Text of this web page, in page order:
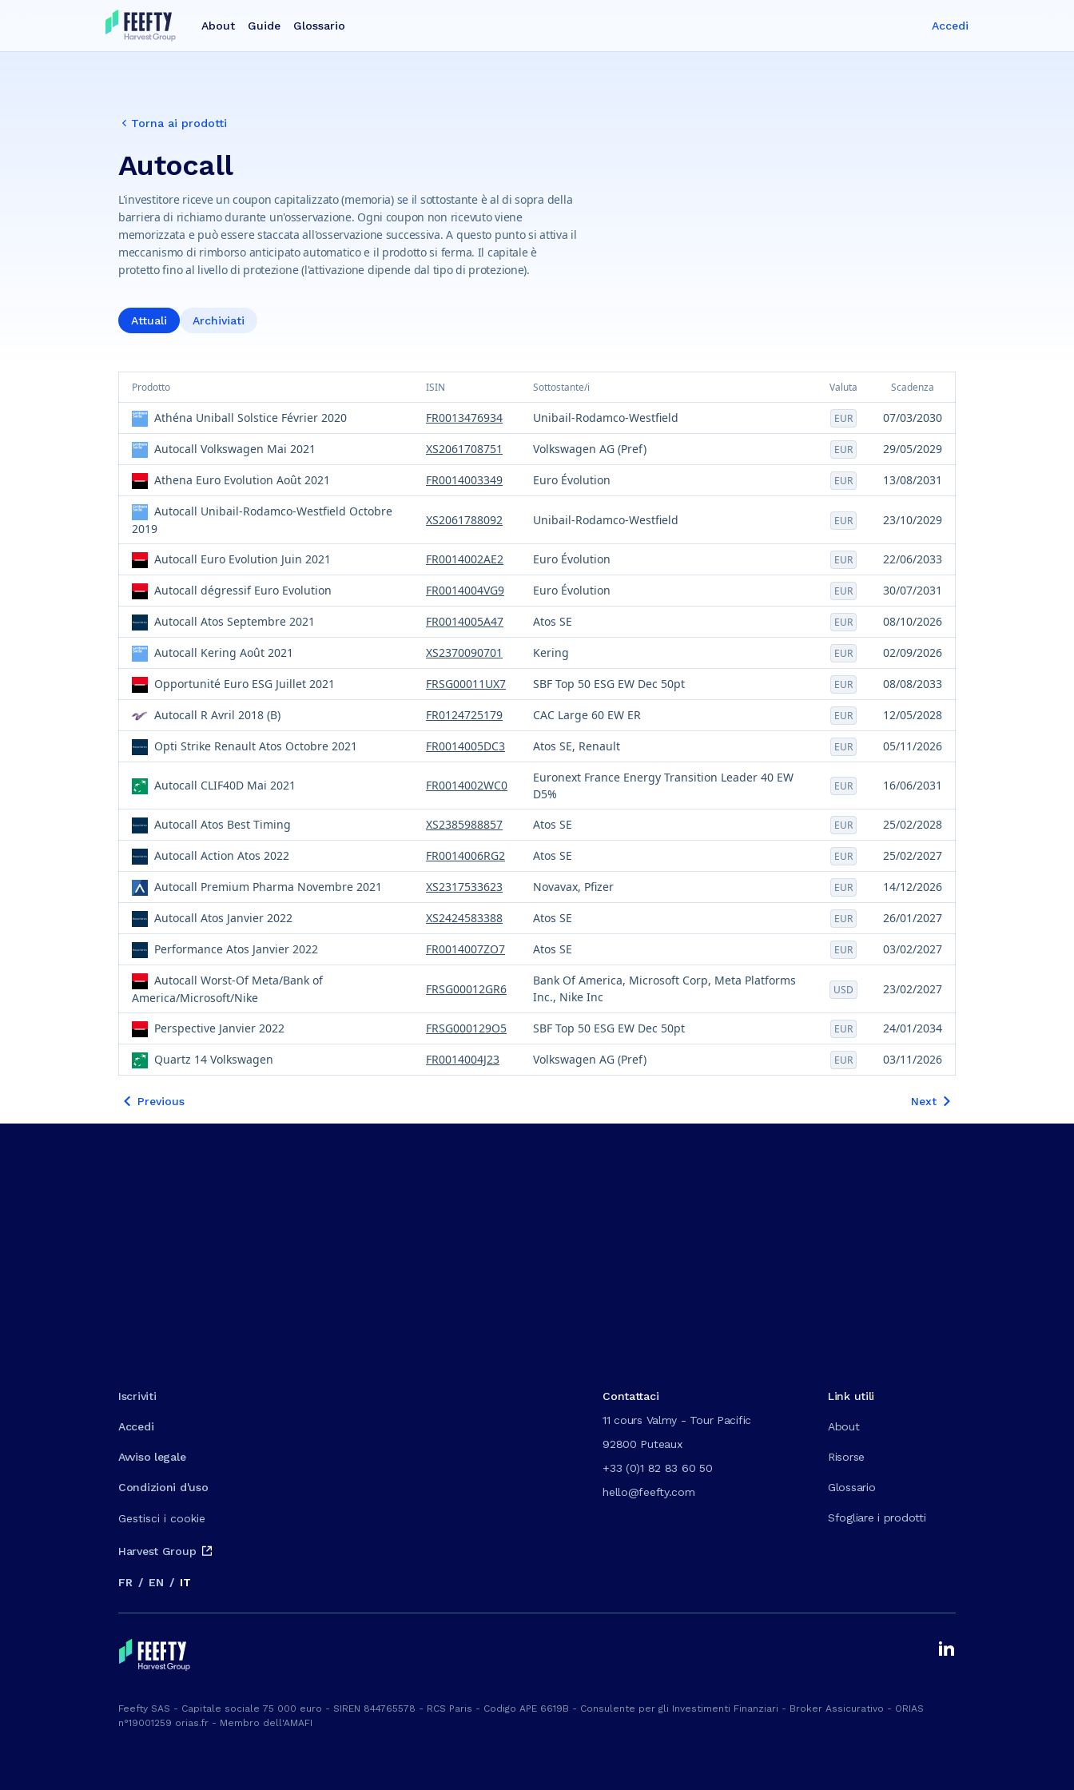
About Guide Glossario Accedi
Torna ai prodotti
Autocall
L'investitore riceve un coupon capitalizzato (memoria) se il sottostante è al di sopra della
barriera di richiamo durante un'osservazione. Ogni coupon non ricevuto viene
memorizzata e può essere staccata all'osservazione successiva. A questo punto si attiva il
meccanismo di rimborso anticipato automatico e il prodotto si ferma. Il capitale è
protetto fino al livello di protezione (l'attivazione dipende dal tipo di protezione).
Attuali Archiviati
Prodotto ISIN Sottostante/i Valuta Scadenza
Athéna Uniball Solstice Février 2020 FR0013476934 Unibail-Rodamco-Westfield EUR 07/03/2030
Autocall Volkswagen Mai 2021 XS2061708751 Volkswagen AG (Pref) EUR 29/05/2029
Athena Euro Evolution Août 2021 FR0014003349 Euro Évolution EUR 13/08/2031
Autocall Unibail-Rodamco-Westfield Octobre
2019
XS2061788092 Unibail-Rodamco-Westfield EUR 23/10/2029
Autocall Euro Evolution Juin 2021 FR0014002AE2 Euro Évolution EUR 22/06/2033
Autocall dégressif Euro Evolution FR0014004VG9 Euro Évolution EUR 30/07/2031
Autocall Atos Septembre 2021 FR0014005A47 Atos SE EUR 08/10/2026
Autocall Kering Août 2021 XS2370090701 Kering EUR 02/09/2026
Opportunité Euro ESG Juillet 2021 FRSG00011UX7 SBF Top 50 ESG EW Dec 50pt EUR 08/08/2033
Autocall R Avril 2018 (B) FR0124725179 CAC Large 60 EW ER EUR 12/05/2028
Opti Strike Renault Atos Octobre 2021 FR0014005DC3 Atos SE, Renault EUR 05/11/2026
Autocall CLIF40D Mai 2021 FR0014002WC0
Euronext France Energy Transition Leader 40 EW
D5%
EUR 16/06/2031
Autocall Atos Best Timing XS2385988857 Atos SE EUR 25/02/2028
Autocall Action Atos 2022 FR0014006RG2 Atos SE EUR 25/02/2027
Autocall Premium Pharma Novembre 2021 XS2317533623 Novavax, Pfizer EUR 14/12/2026
Autocall Atos Janvier 2022 XS2424583388 Atos SE EUR 26/01/2027
Performance Atos Janvier 2022 FR0014007ZO7 Atos SE EUR 03/02/2027
Autocall Worst-Of Meta/Bank of
America/Microsoft/Nike
FRSG00012GR6
Bank Of America, Microsoft Corp, Meta Platforms
Inc., Nike Inc
USD 23/02/2027
Perspective Janvier 2022 FRSG000129O5 SBF Top 50 ESG EW Dec 50pt EUR 24/01/2034
Quartz 14 Volkswagen FR0014004J23 Volkswagen AG (Pref) EUR 03/11/2026
Previous Next
Iscriviti
Accedi
Avviso legale
Condizioni d'uso
Gestisci i cookie
Harvest Group
FR / EN / IT
Contattaci
11 cours Valmy - Tour Pacific
92800 Puteaux
+33 (0)1 82 83 60 50
hello@feefty.com
Link utili
About
Risorse
Glossario
Sfogliare i prodotti
Feefty SAS - Capitale sociale 75 000 euro - SIREN 844765578 - RCS Paris - Codigo APE 6619B - Consulente per gli Investimenti Finanziari - Broker Assicurativo - ORIAS
n°19001259 orias.fr - Membro dell'AMAFI